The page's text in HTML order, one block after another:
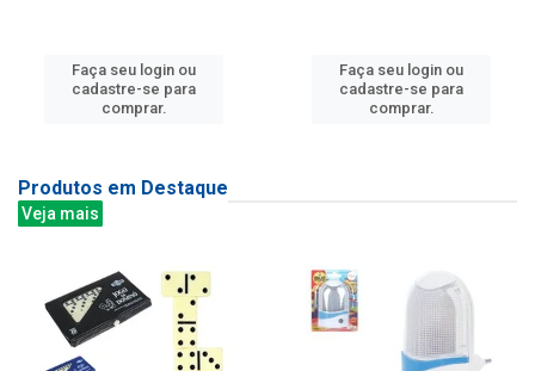
Faça seu login ou
cadastre-se para
comprar.
Faça seu login ou
cadastre-se para
comprar.
Produtos em Destaque
Veja mais